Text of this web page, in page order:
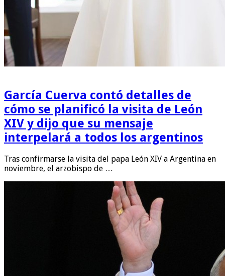
García Cuerva contó detalles de
cómo se planificó la visita de León
XIV y dijo que su mensaje
interpelará a todos los argentinos
Tras confirmarse la visita del papa León XIV a Argentina en
noviembre, el arzobispo de …